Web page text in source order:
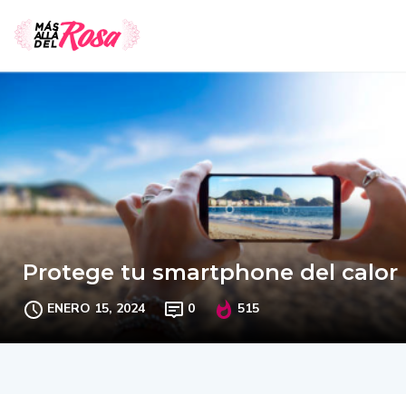
Protege tu smartphone del calor
ENERO 15, 2024 0 515